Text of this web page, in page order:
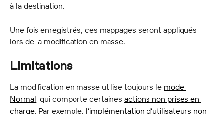
à la destination.
Une fois enregistrés, ces mappages seront appliqués
lors de la modification en masse.
Limitations
La modification en masse utilise toujours le mode
Normal , qui comporte certaines actions non prises en
charge. Par exemple, l’implémentation d’utilisateurs non